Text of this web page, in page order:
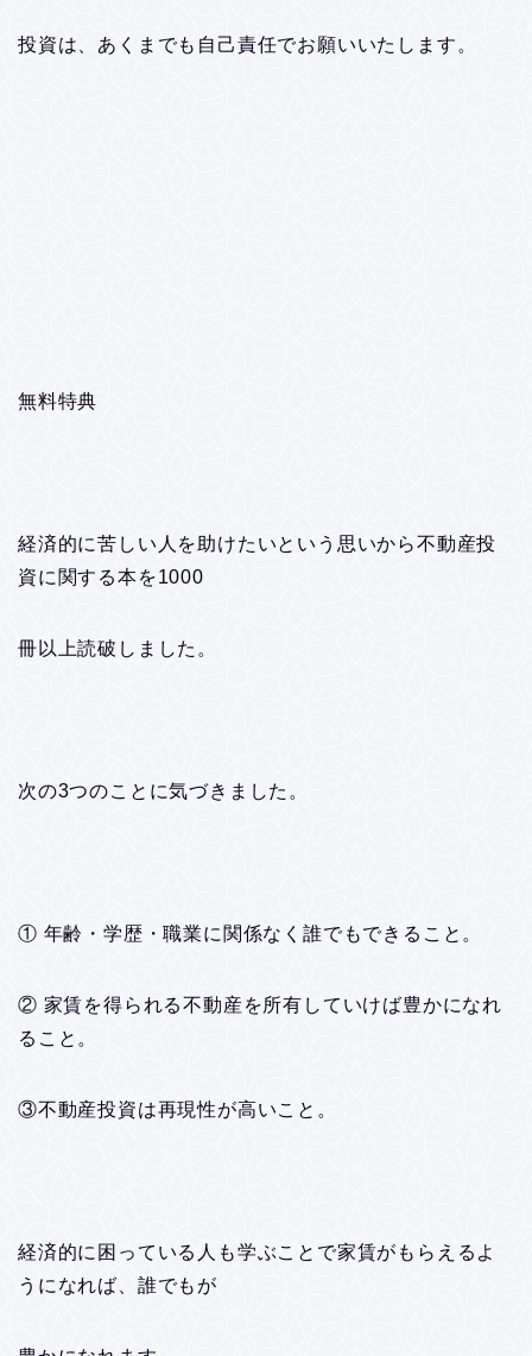
投資は、あくまでも自己責任でお願いいたします。
無料特典
経済的に苦しい人を助けたいという思いから不動産投
資に関する本を1000
冊以上読破しました。
次の3つのことに気づきました。
① 年齢・学歴・職業に関係なく誰でもできること。
② 家賃を得られる不動産を所有していけば豊かになれ
ること。
③不動産投資は再現性が高いこと。
経済的に困っている人も学ぶことで家賃がもらえるよ
うになれば、誰でもが